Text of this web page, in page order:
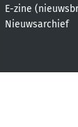
E-zine
Nieuwsarchief